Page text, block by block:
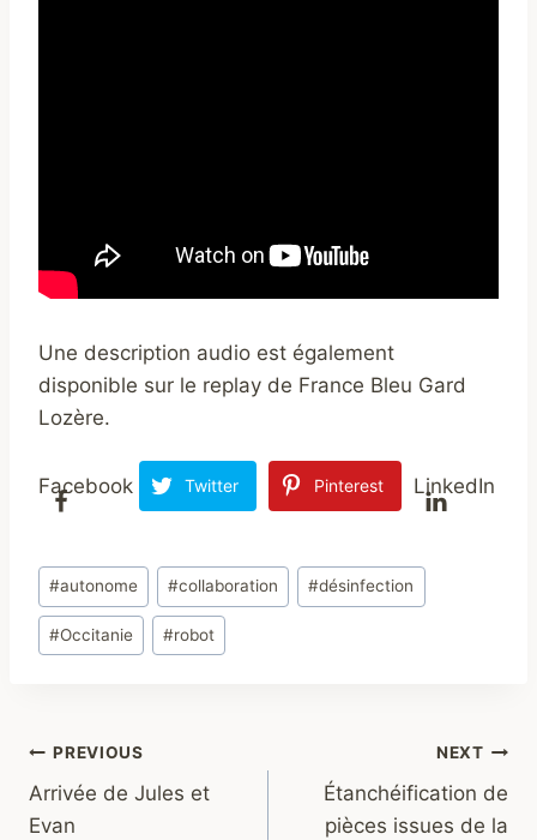
Une description audio est également
disponible sur le replay de France Bleu Gard
Lozère.
Facebook Twitter Pinterest LinkedIn
Post
Tags:
#autonome #collaboration #désinfection
#Occitanie #robot
Navigation
de
PREVIOUS
Arrivée de Jules et
Evan
NEXT
Étanchéification de
pièces issues de la